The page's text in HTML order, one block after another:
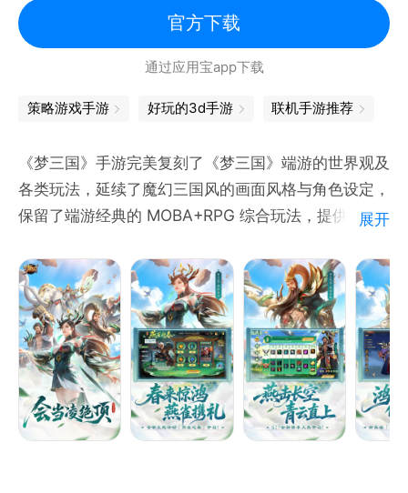
官方下载
通过应用宝app下载
策略游戏手游 好玩的3d手游 联机手游推荐
《梦三国》手游完美复刻了《梦三国》端游的世界观及
各类玩法，延续了魔幻三国风的画面风格与角色设定，
保留了端游经典的 MOBA+RPG 综合玩法，提供多种
【特色一】IN霸、10v10多样竞技诠释MOBA新体验
全新10v10竞技，贯穿全场的翻卡玩法和多变的竞技策
略，尽享团战乐趣；IN霸模式首度开启，数值爆炸、
超快节奏的劲爆MOBA登场！
【特色二】攻城略地军团战场
展开